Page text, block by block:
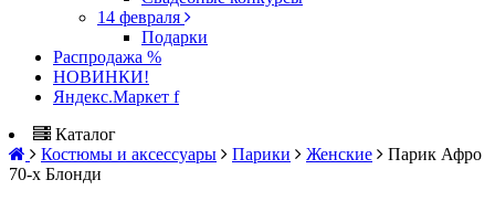
14 февраля
Подарки
Распродажа %
НОВИНКИ!
Яндекс.Маркет f
Каталог
Костюмы и аксессуары
Парики Женские
Парик Афро
70-х Блонди